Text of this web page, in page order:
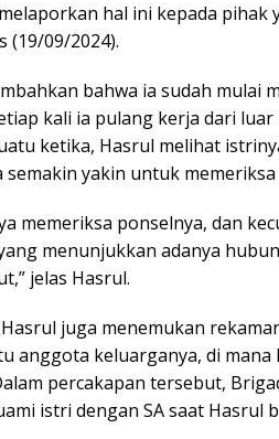
hal ini kepada
(19/09/2024).
bahwa ia sudah mulai
kali ia pulang kerja dari
ketika, Hasrul melihat
semakin yakin untuk memeriksa
memeriksa ponselnya, dan
menunjukkan adanya
jelas Hasrul.
juga menemukan
anggota keluarganya, di
percakapan tersebut,
istri dengan SA saat Hasrul